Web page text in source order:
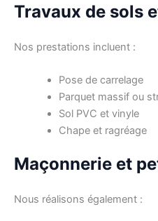
Travaux de sols
Nos prestations incluent :
Pose de carrelage
Parquet massif ou
Sol PVC et vinyle
Chape et ragréage
Maçonnerie et
Nous réalisons également :